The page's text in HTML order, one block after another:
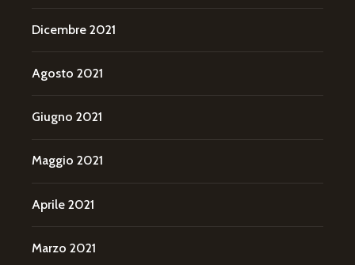
Dicembre 2021
Agosto 2021
Giugno 2021
Maggio 2021
Aprile 2021
Marzo 2021